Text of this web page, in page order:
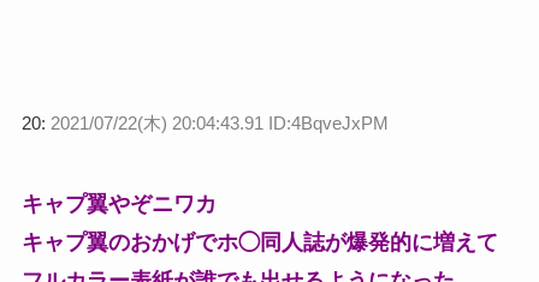
20: 2021/07/22(木) 20:04:43.91 ID:4BqveJxPM
キャプ翼やぞニワカ
キャプ翼のおかげでホ◯同人誌が爆発的に増えて